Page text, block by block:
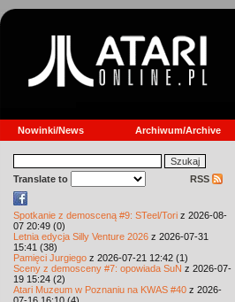
Nowinki/News Archiwum/Archive
Translate to RSS
Spotkanie z demosceną #9: STeel/Tori z 2026-08-
07 20:49 (0)
Letnia edycja Silly Venture 2026 z 2026-07-31
15:41 (38)
Pamięci Jurgiego z 2026-07-21 12:42 (1)
Sceny z demosceny #7: opowiada SuN z 2026-07-
19 15:24 (2)
Atari Muzeum w Poznaniu na KWAS #40 z 2026-